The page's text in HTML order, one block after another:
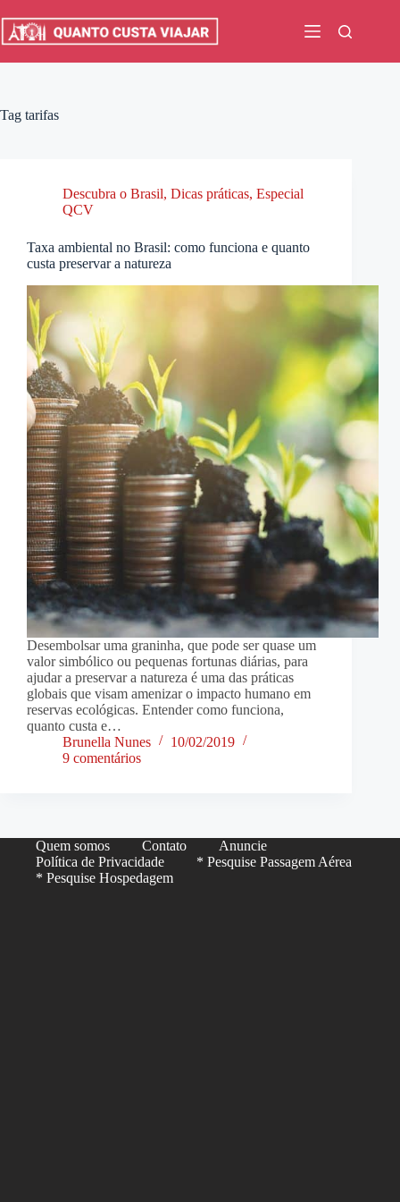
para
Tag tarifas
Descubra o Brasil, Dicas práticas, Especial
QCV
Taxa ambiental no Brasil: como funciona e quanto
custa preservar a natureza
Desembolsar uma graninha, que pode ser quase um
valor simbólico ou pequenas fortunas diárias, para
ajudar a preservar a natureza é uma das práticas
globais que visam amenizar o impacto humano em
reservas ecológicas. Entender como funciona,
quanto custa e…
Brunella Nunes
10/02/2019
9 comentários
Quem somos Contato
Anuncie
Política de Privacidade
* Pesquise Passagem Aérea
* Pesquise Hospedagem